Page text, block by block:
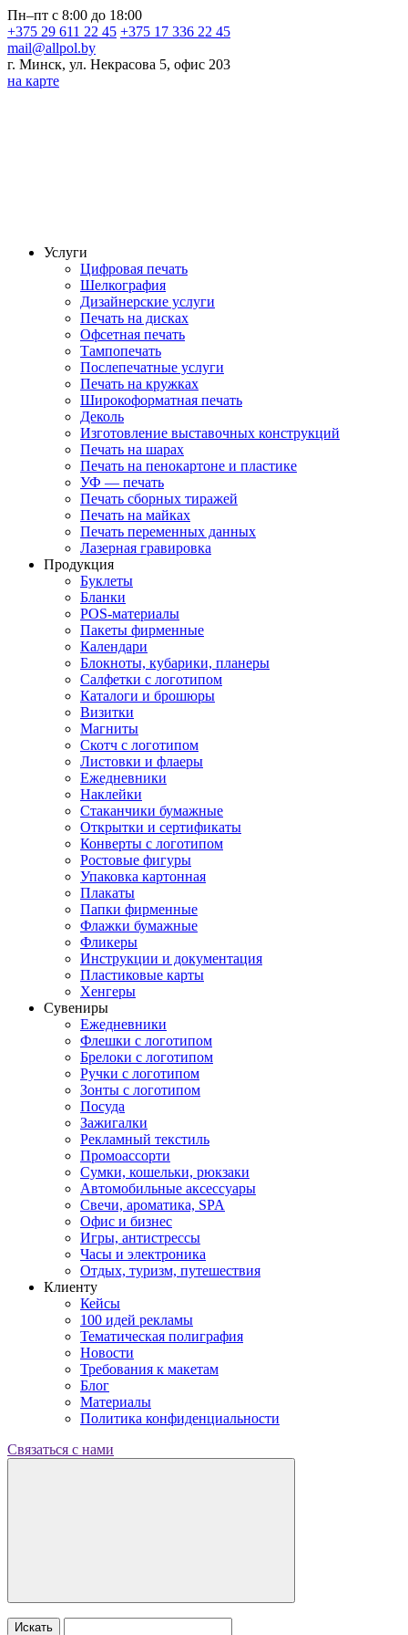
Пн–пт с 8:00 до 18:00
+375 29 611 22 45 +375 17 336 22 45
mail@allpol.by
г. Минск, ул. Некрасова 5, офис 203
на карте
Услуги
Цифровая печать
Шелкография
Дизайнерские услуги
Печать на дисках
Офсетная печать
Тампопечать
Послепечатные услуги
Печать на кружках
Широкоформатная печать
Деколь
Изготовление выставочных конструкций
Печать на шарах
Печать на пенокартоне и пластике
УФ — печать
Печать сборных тиражей
Печать на майках
Печать переменных данных
Лазерная гравировка
Продукция
Буклеты
Бланки
POS-материалы
Пакеты фирменные
Календари
Блокноты, кубарики, планеры
Салфетки с логотипом
Каталоги и брошюры
Визитки
Магниты
Скотч с логотипом
Листовки и флаеры
Ежедневники
Наклейки
Стаканчики бумажные
Открытки и сертификаты
Конверты с логотипом
Ростовые фигуры
Упаковка картонная
Плакаты
Папки фирменные
Флажки бумажные
Фликеры
Инструкции и документация
Пластиковые карты
Хенгеры
Сувениры
Ежедневники
Флешки с логотипом
Брелоки с логотипом
Ручки с логотипом
Зонты с логотипом
Посуда
Зажигалки
Рекламный текстиль
Промоассорти
Сумки, кошельки, рюкзаки
Автомобильные аксессуары
Свечи, ароматика, SPA
Офис и бизнес
Игры, антистрессы
Часы и электроника
Отдых, туризм, путешествия
Клиенту
Кейсы
100 идей рекламы
Тематическая полиграфия
Новости
Требования к макетам
Блог
Материалы
Политика конфиденциальности
Связаться с нами
Искать